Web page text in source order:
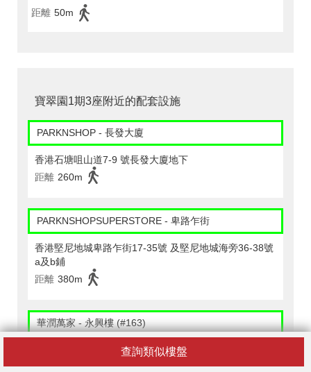
查詢類似樓盤
距離 50m
寶翠園1期3座附近的配套設施
PARKNSHOP - 長發大廈
香港石塘咀山道7-9 號長發大廈地下
距離 260m
PARKNSHOPSUPERSTORE - 卑路乍街
香港堅尼地城卑路乍街17-35號 及堅尼地城海旁36-38號
a及b鋪
距離 380m
華潤萬家 - 永興樓 (#163)
香港皇后大道西476-482號 永興樓地下b舖
距離 220m